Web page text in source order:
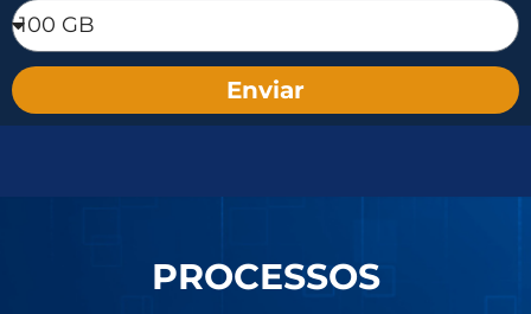
Enviar
PROCESSOS